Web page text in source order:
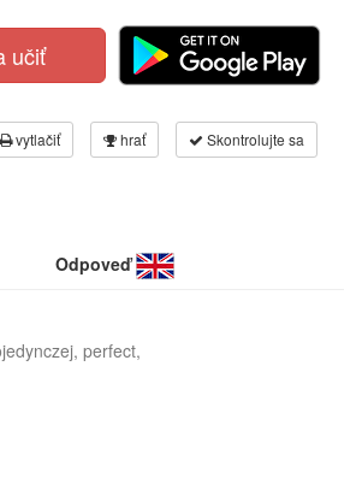
učiť
vytlačiť hrať Skontrolujte sa
Odpoveď
perfect,